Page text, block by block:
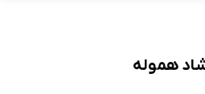
هموله